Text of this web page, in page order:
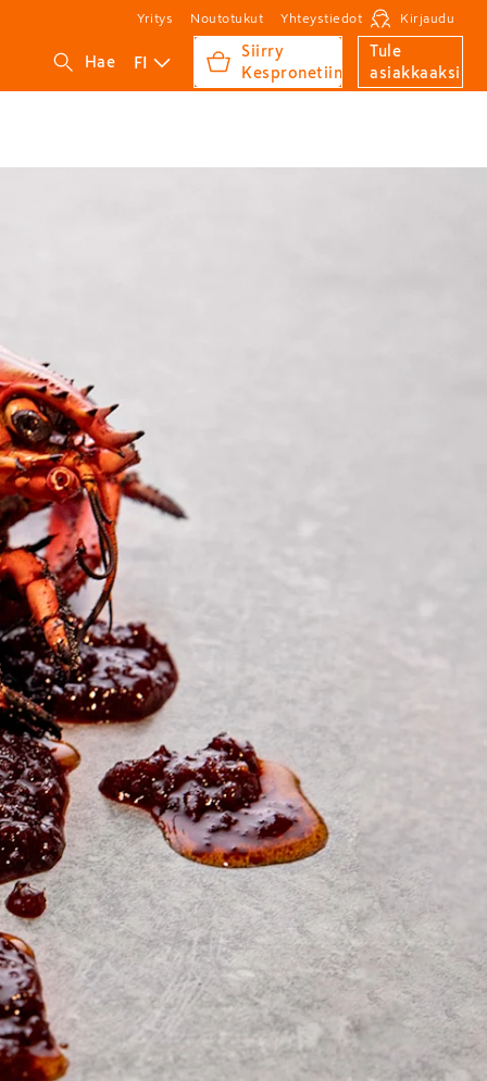
Yritys Noutotukut Yhteystiedot Kirjaudu
Hae FI
Siirry
Kespronetiin
Tule
asiakkaaksi